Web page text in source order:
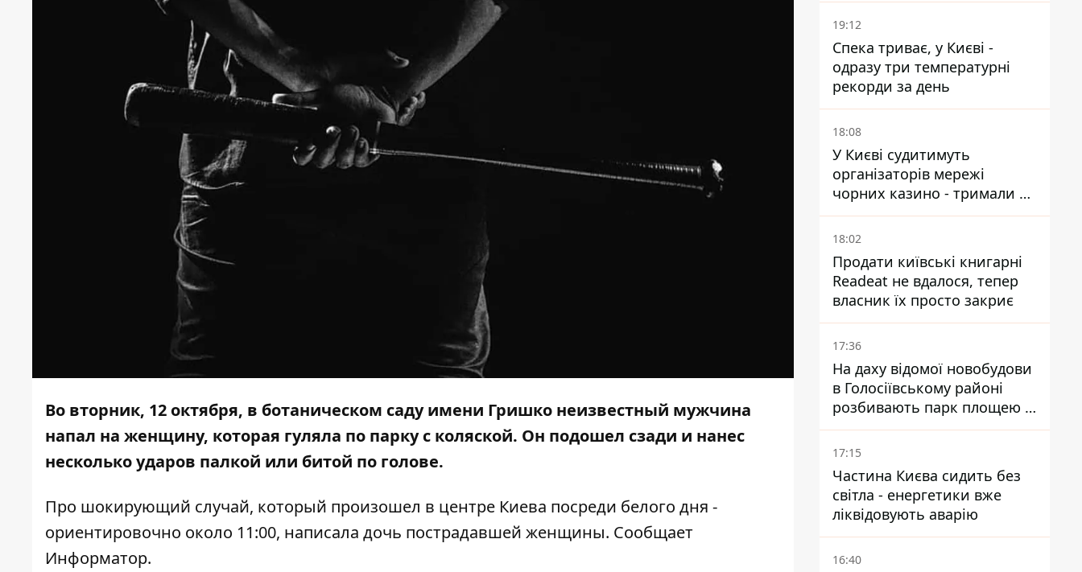
Во вторник, 12 октября, в ботаническом саду имени Гришко неизвестный мужчина
напал на женщину, которая гуляла по парку с коляской. Он подошел сзади и нанес
несколько ударов палкой или битой по голове.
Про шокирующий случай, который произошел в центре Киева посреди белого дня -
ориентировочно около 11:00, написала дочь пострадавшей женщины. Сообщает
Информатор.
19:12
Спека триває, у Києві -
одразу три температурні
рекорди за день
18:08
У Києві судитимуть
організаторів мережі
чорних казино - тримали 39
закладів
18:02
Продати київські книгарні
Readeat не вдалося, тепер
власник їх просто закриє
17:36
На даху відомої новобудови
в Голосіївському районі
розбивають парк площею в
гектар
17:15
Частина Києва сидить без
світла - енергетики вже
ліквідовують аварію
16:40